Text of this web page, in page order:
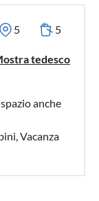
5 5
tedesco
anche
Vacanza